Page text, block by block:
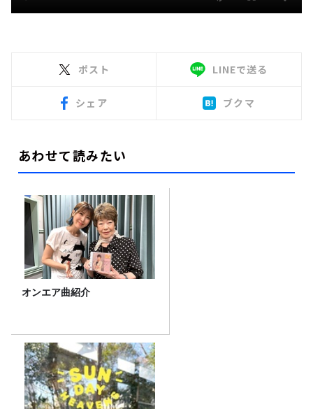
ポスト LINEで送る
シェア ブクマ
あわせて読みたい
オンエア曲紹介